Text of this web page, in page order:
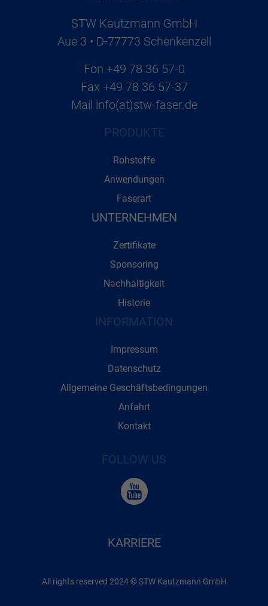
STW Kautzmann GmbH
Aue 3 • D-77773 Schenkenzell
Fon +49 78 36 57-0
Fax +49 78 36 57-37
Mail info(at)stw-faser.de
PRODUKTE
Rohstoffe
Anwendungen
Faserart
UNTERNEHMEN
Zertifikate
Sponsoring
Nachhaltigkeit
Historie
INFORMATION
Impressum
Datenschutz
Allgemeine Geschäftsbedingungen
Anfahrt
Kontakt
FOLLOW US
KARRIERE
All rights reserved 2024 © STW Kautzmann GmbH